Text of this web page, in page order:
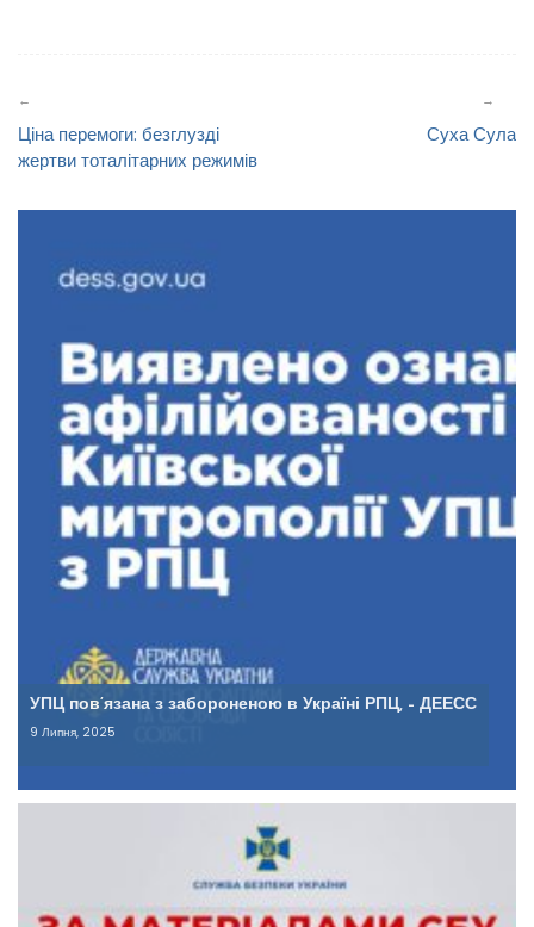
Ціна перемоги: безглузді
жертви тоталітарних режимів
Суха Сула
УПЦ пов’язана з забороненою в Україні РПЦ, – ДЕЕСС
9 Липня, 2025